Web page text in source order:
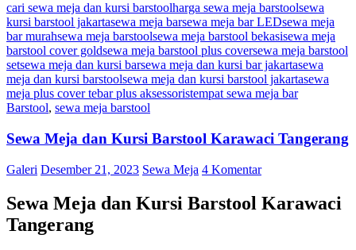
cari sewa meja dan kursi barstoolharga sewa meja barstoolsewa
kursi barstool jakartasewa meja barsewa meja bar LEDsewa meja
bar murahsewa meja barstoolsewa meja barstool bekasisewa meja
barstool cover goldsewa meja barstool plus coversewa meja barstool
setsewa meja dan kursi barsewa meja dan kursi bar jakartasewa
meja dan kursi barstoolsewa meja dan kursi barstool jakartasewa
meja plus cover tebar plus aksessoristempat sewa meja bar
Barstool, sewa meja barstool
Sewa Meja dan Kursi Barstool Karawaci Tangerang
Galeri Desember 21, 2023 Sewa Meja 4 Komentar
Sewa Meja dan Kursi Barstool Karawaci
Tangerang